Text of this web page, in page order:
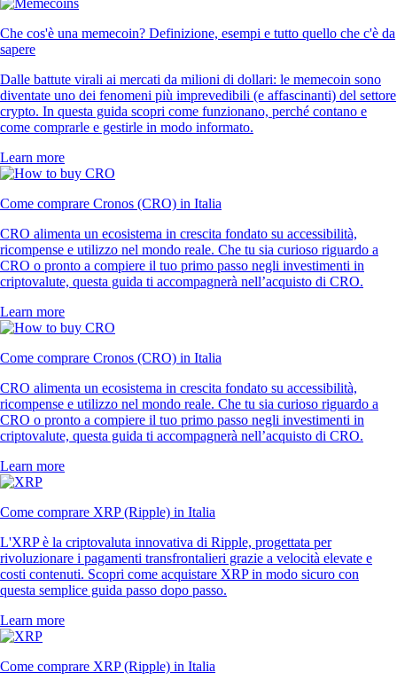
Che cos'è una memecoin? Definizione, esempi e tutto quello che c'è da
sapere
Dalle battute virali ai mercati da milioni di dollari: le memecoin sono
diventate uno dei fenomeni più imprevedibili (e affascinanti) del settore
crypto. In questa guida scopri come funzionano, perché contano e
come comprarle e gestirle in modo informato.
Learn more
Come comprare Cronos (CRO) in Italia
CRO alimenta un ecosistema in crescita fondato su accessibilità,
ricompense e utilizzo nel mondo reale. Che tu sia curioso riguardo a
CRO o pronto a compiere il tuo primo passo negli investimenti in
criptovalute, questa guida ti accompagnerà nell’acquisto di CRO.
Learn more
Come comprare Cronos (CRO) in Italia
CRO alimenta un ecosistema in crescita fondato su accessibilità,
ricompense e utilizzo nel mondo reale. Che tu sia curioso riguardo a
CRO o pronto a compiere il tuo primo passo negli investimenti in
criptovalute, questa guida ti accompagnerà nell’acquisto di CRO.
Learn more
Come comprare XRP (Ripple) in Italia
L'XRP è la criptovaluta innovativa di Ripple, progettata per
rivoluzionare i pagamenti transfrontalieri grazie a velocità elevate e
costi contenuti. Scopri come acquistare XRP in modo sicuro con
questa semplice guida passo dopo passo.
Learn more
Come comprare XRP (Ripple) in Italia